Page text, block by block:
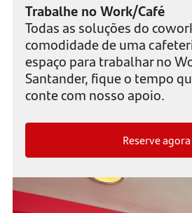
Trabalhe no Work/Café
Todas as soluções do
comodidade de uma
espaço para trabalhar no
Santander, fique o tempo
conte com nosso apoio.
Reserve agora